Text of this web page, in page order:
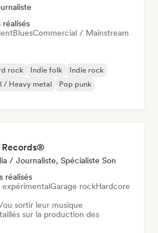
réalisés
BluesCommercial / Mainstream
rock Indie folk
Indie rock
/ Heavy metal
Pop punk
/ Journaliste, Spécialiste Son
réalisés
expérimentalGarage rockHardcore
sortir leur musique
sur la production des